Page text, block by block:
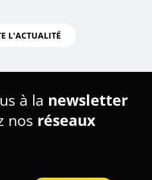
L'ACTUALITÉ
à la newsletter
nos réseaux